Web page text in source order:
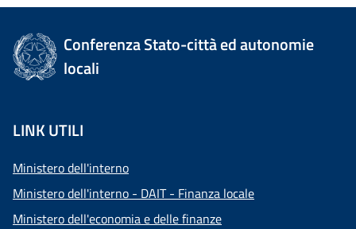
Conferenza Stato-città ed autonomie
locali
LINK UTILI
Ministero dell'interno
Ministero dell'interno - DAIT - Finanza locale
Ministero dell'economia e delle finanze